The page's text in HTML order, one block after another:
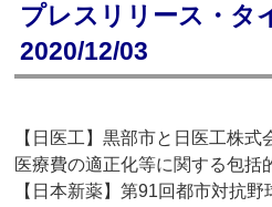
プレスリリース・
2020/12/03
【日医工】黒部市と日医工株
医療費の適正化等に関する包括
【日本新薬】第91回都市対抗